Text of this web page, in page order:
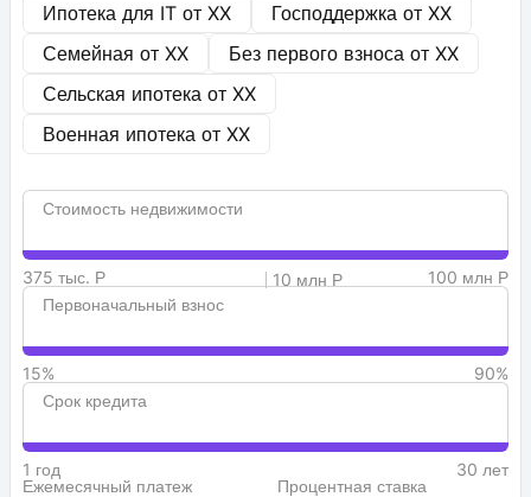
Ипотека для IT от XX Господдержка от XX
Семейная от XX Без первого взноса от XX
Сельская ипотека от XX
Военная ипотека от XX
Стоимость недвижимости
375 тыс. Р 10 млн Р
100 млн Р
Первоначальный взнос
15%
90%
Срок кредита
1 год
30 лет
Ежемесячный платеж
Процентная ставка